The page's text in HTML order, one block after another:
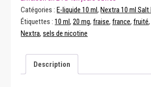
20
mg
–
Catégories : E-liquide 10 ml, Nextra 10 ml
Étiquettes :10 ml,20 mg,fraise,france,fruité
Nextra,sels de nicotine
Description